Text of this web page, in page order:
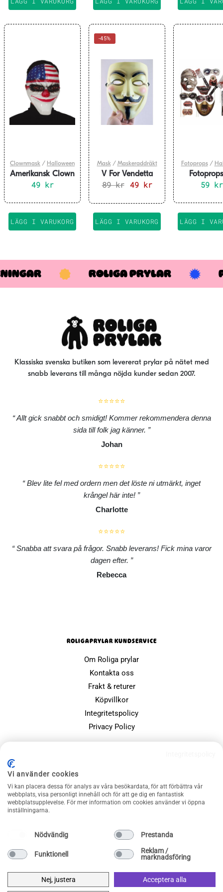
Clownmask / Halloween
Amerikansk Clown
Mask
49 kr
LÄGG I VARUKORG
-45%
Mask/ Maskeraddräkt
V For Vendetta
Mask
89kr
Det
ursprungliga
priset
49 krDet
nuvarande
priset
49 kr.
LÄGG I VARUKORG
Fotoprops/
Pinne59 kr
LÄGG I
ROLIGA PRYLAR
Klassiska svenska butiken som levererat prylar på nätet med
snabb leverans till många nöjda kunder sedan 2007.
⭐⭐⭐⭐⭐
Allt gick snabbt och smidigt! Kommer rekommendera denna
sida till folk jag känner.
Johan
⭐⭐⭐⭐⭐
Blev lite fel med ordern men det löste ni utmärkt, inget
krångel här inte!
Charlotte
⭐⭐⭐⭐⭐
Snabba att svara på frågor. Snabb leverans! Fick mina varor
dagen efter.
Rebecca
ROLIGAPRYLAR KUNDSERVICE
Om Roliga prylar
Kontakta oss
Frakt & returer
Köpvillkor
Integritetspolicy
Privacy Policy
Julklappsspelet
Merchandise
Vi använder cookies
Vi kan placera dessa för analys av våra besökardata, för att förbättra vår
webbplats, visa personligt innehåll och för att ge dig en fantastisk
webbplatsupplevelse. För mer information om cookies använder vi öppna
inställningarna.
Nödvändig Prestanda
Funktionell
Reklam /
marknadsföring
Nej, justera Acceptera alla